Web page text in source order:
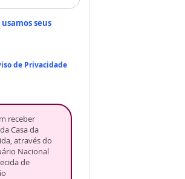
seus
de Privacidade
receber
Casa da
através do
Nacional
de